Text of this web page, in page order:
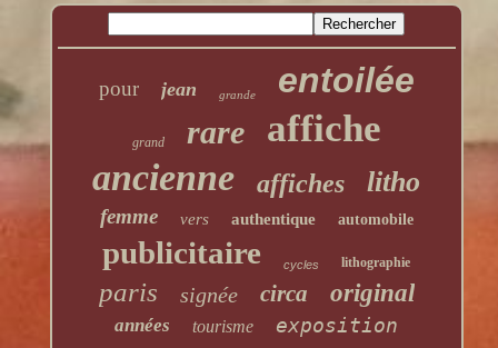
pour jean grande entoilée
grand rare affiche
ancienne affiches litho
femme vers authentique automobile
publicitaire cycles lithographie
paris signée circa original
années tourisme exposition